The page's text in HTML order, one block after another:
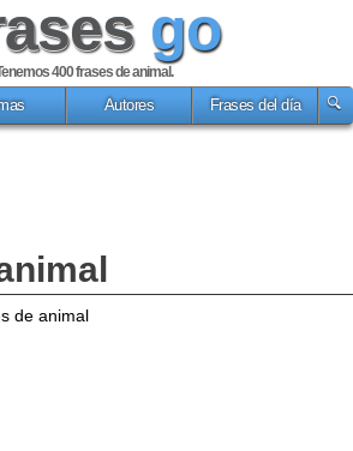
go
400frases de animal.
Autores Frases del día
de animal